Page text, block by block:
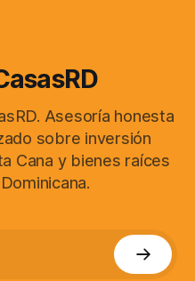
Asesoría honesta
sobre inversión
Cana y bienes raíces